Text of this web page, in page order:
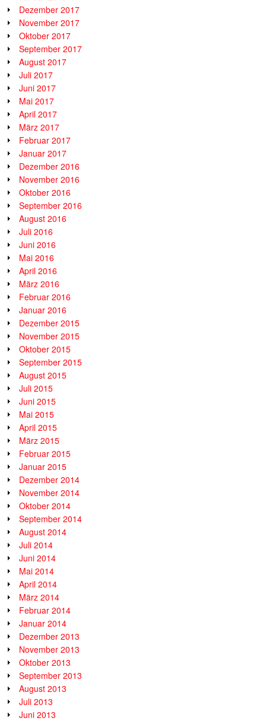
Dezember 2017
November 2017
Oktober 2017
September 2017
August 2017
Juli 2017
Juni 2017
Mai 2017
April 2017
März 2017
Februar 2017
Januar 2017
Dezember 2016
November 2016
Oktober 2016
September 2016
August 2016
Juli 2016
Juni 2016
Mai 2016
April 2016
März 2016
Februar 2016
Januar 2016
Dezember 2015
November 2015
Oktober 2015
September 2015
August 2015
Juli 2015
Juni 2015
Mai 2015
April 2015
März 2015
Februar 2015
Januar 2015
Dezember 2014
November 2014
Oktober 2014
September 2014
August 2014
Juli 2014
Juni 2014
Mai 2014
April 2014
März 2014
Februar 2014
Januar 2014
Dezember 2013
November 2013
Oktober 2013
September 2013
August 2013
Juli 2013
Juni 2013